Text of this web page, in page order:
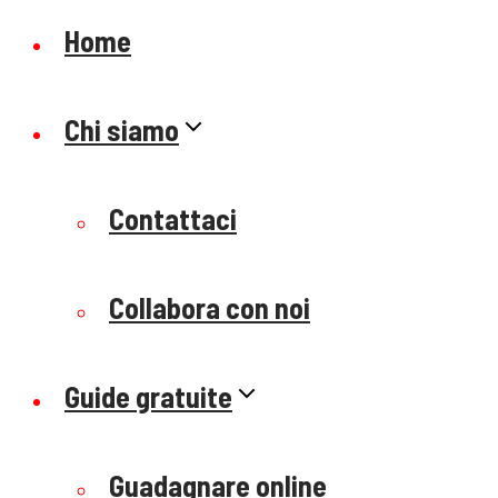
Home
Chi siamo
Contattaci
Collabora con noi
Guide gratuite
Guadagnare online